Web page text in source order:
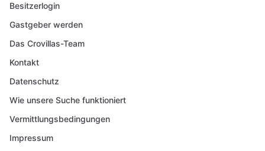
Besitzerlogin
Gastgeber werden
Das Crovillas-Team
Kontakt
Datenschutz
Wie unsere Suche funktioniert
Vermittlungsbedingungen
Impressum